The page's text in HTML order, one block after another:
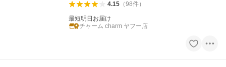
4.15（98件）
最短明日お届け
チャーム charm ヤフー店